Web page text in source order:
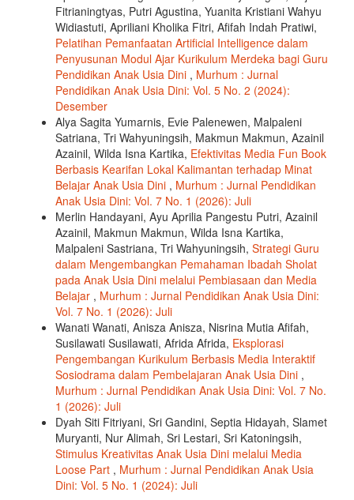
Fitrianingtyas, Putri Agustina, Yuanita Kristiani Wahyu
Widiastuti, Apriliani Kholika Fitri, Afifah Indah Pratiwi,
Pelatihan Pemanfaatan Artificial Intelligence dalam
Penyusunan Modul Ajar Kurikulum Merdeka bagi Guru
Pendidikan Anak Usia Dini , Murhum : Jurnal
Pendidikan Anak Usia Dini: Vol. 5 No. 2 (2024):
Desember
Alya Sagita Yumarnis, Evie Palenewen, Malpaleni
Satriana, Tri Wahyuningsih, Makmun Makmun, Azainil
Azainil, Wilda Isna Kartika, Efektivitas Media Fun Book
Berbasis Kearifan Lokal Kalimantan terhadap Minat
Belajar Anak Usia Dini , Murhum : Jurnal Pendidikan
Anak Usia Dini: Vol. 7 No. 1 (2026): Juli
Merlin Handayani, Ayu Aprilia Pangestu Putri, Azainil
Azainil, Makmun Makmun, Wilda Isna Kartika,
Malpaleni Sastriana, Tri Wahyuningsih, Strategi Guru
dalam Mengembangkan Pemahaman Ibadah Sholat
pada Anak Usia Dini melalui Pembiasaan dan Media
Belajar , Murhum : Jurnal Pendidikan Anak Usia Dini:
Vol. 7 No. 1 (2026): Juli
Wanati Wanati, Anisza Anisza, Nisrina Mutia Afifah,
Susilawati Susilawati, Afrida Afrida, Eksplorasi
Pengembangan Kurikulum Berbasis Media Interaktif
Sosiodrama dalam Pembelajaran Anak Usia Dini ,
Murhum : Jurnal Pendidikan Anak Usia Dini: Vol. 7 No.
1 (2026): Juli
Dyah Siti Fitriyani, Sri Gandini, Septia Hidayah, Slamet
Muryanti, Nur Alimah, Sri Lestari, Sri Katoningsih,
Stimulus Kreativitas Anak Usia Dini melalui Media
Loose Part , Murhum : Jurnal Pendidikan Anak Usia
Dini: Vol. 5 No. 1 (2024): Juli